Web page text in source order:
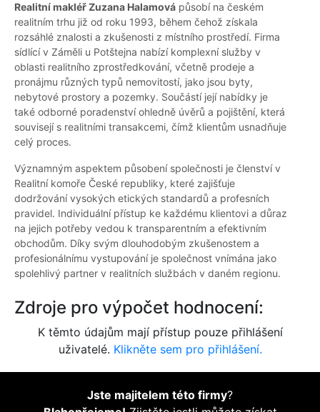
Realitní makléř Zuzana Halamová působí na českém
realitním trhu již od roku 1993, během čehož získala
rozsáhlé znalosti a zkušenosti z místního prostředí. Firma
sídlící v Záměli u Potštejna nabízí komplexní služby v
oblasti realitního zprostředkování, včetně prodeje a
pronájmu různých typů nemovitostí, jako jsou byty,
nebytové prostory a pozemky. Součástí její nabídky je
také odborné poradenství ohledně úvěrů a pojištění, která
souvisejí s realitními transakcemi, čímž klientům usnadňuje
celý proces.
Významným aspektem působení společnosti je členství v
Realitní komoře České republiky, které zajišťuje
dodržování vysokých etických standardů a profesních
pravidel. Individuální přístup ke každému klientovi a důraz
na jejich potřeby vedou k transparentním a efektivním
obchodům. Díky svým dlouhodobým zkušenostem a
profesionálnímu vystupování je společnost vnímána jako
spolehlivý partner v realitních službách v daném regionu.
Zdroje pro výpočet hodnocení:
K těmto údajům mají přístup pouze přihlášení
uživatelé. Klikněte sem pro přihlášení.
Jste majitelem této firmy?